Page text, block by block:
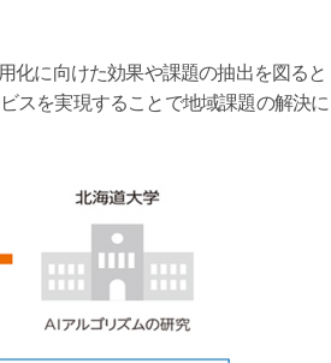
化に向けた効果や課題の抽出を図ると
スを実現することで地域課題の解決に